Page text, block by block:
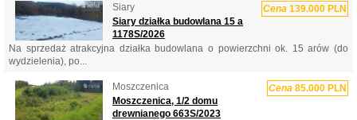
Siary Cena 139.000 PLN
Siary działka budowlana 15 a
1178S/2026
Na sprzedaż atrakcyjna działka budowlana o powierzchni ok. 15 arów (do
wydzielenia), po...
Moszczenica Cena 85.000 PLN
Moszczenica, 1/2 domu
drewnianego 663S/2023